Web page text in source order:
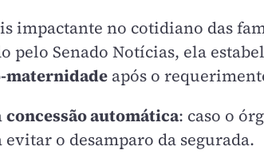
impactante no cotidiano das
pelo Senado Notícias, ela
maternidade após o
concessão automática: caso o
o desamparo da segurada.